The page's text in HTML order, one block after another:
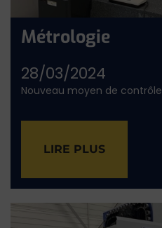
Métrologie
28/03/2024
Nouveau moyen de contrôle
LIRE PLUS